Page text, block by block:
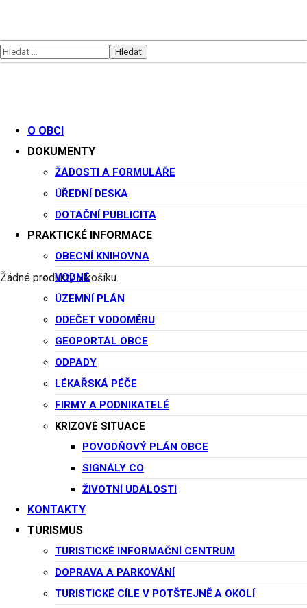
Žádné produkty v košíku.
O OBCI
DOKUMENTY
ŽÁDOSTI A FORMULÁŘE
ÚŘEDNÍ DESKA
DOTAČNÍ PUBLICITA
PRAKTICKÉ INFORMACE
OBECNÍ KNIHOVNA
VODNÉ
ÚZEMNÍ PLÁN
ODEČET VODOMĚRU
GEOPORTÁL OBCE
ODPADY
LÉKAŘSKÁ PÉČE
FIRMY A PODNIKATELÉ
KRIZOVÉ SITUACE
POVODŇOVÝ PLÁN OBCE
SIGNÁLY CO
ŽIVOTNÍ UDÁLOSTI
KONTAKTY
TURISMUS
TURISTICKÉ INFORMAČNÍ CENTRUM
DOPRAVA A PARKOVÁNÍ
TURISTICKÉ CÍLE V POTŠTEJNĚ A OKOLÍ
Kontakty
Informace
IČ: 00275271
e-podatelna@potstejn.cz
ID datové schránky: 9dya7y5
Kontakty
+420 603 416 959 (Podatelna)
+420 494 546 812 (Podatelna)
+420 494 546 810 (Starosta)
Adresa